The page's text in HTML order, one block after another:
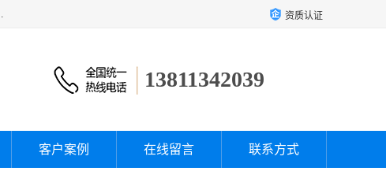
胶产品、硅脂、硅油，经销美国道康宁（DOW CORNING）硅胶等 资质认证
13811342039
客户案例 在线留言 联系方式